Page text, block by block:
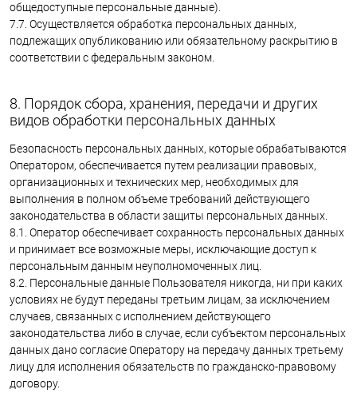
общедоступные персональные данные).
7.7. Осуществляется обработка персональных данных,
подлежащих опубликованию или обязательному раскрытию в
соответствии с федеральным законом.
8. Порядок сбора, хранения, передачи и других
видов обработки персональных данных
Безопасность персональных данных, которые обрабатываются
Оператором, обеспечивается путем реализации правовых,
организационных и технических мер, необходимых для
выполнения в полном объеме требований действующего
законодательства в области защиты персональных данных.
8.1. Оператор обеспечивает сохранность персональных данных
и принимает все возможные меры, исключающие доступ к
персональным данным неуполномоченных лиц.
8.2. Персональные данные Пользователя никогда, ни при каких
условиях не будут переданы третьим лицам, за исключением
случаев, связанных с исполнением действующего
законодательства либо в случае, если субъектом персональных
данных дано согласие Оператору на передачу данных третьему
лицу для исполнения обязательств по гражданско-правовому
договору.